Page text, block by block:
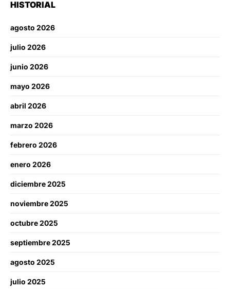
HISTORIAL
agosto 2026
julio 2026
junio 2026
mayo 2026
abril 2026
marzo 2026
febrero 2026
enero 2026
diciembre 2025
noviembre 2025
octubre 2025
septiembre 2025
agosto 2025
julio 2025